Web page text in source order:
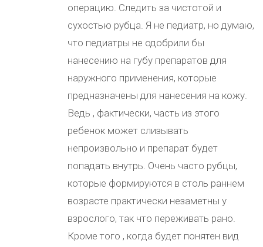
операцию. Следить за чистотой и
сухостью рубца. Я не педиатр, но думаю,
что педиатры не одобрили бы
нанесению на губу препаратов для
наружного применения, которые
предназначены для нанесения на кожу.
Ведь , фактически, часть из этого
ребенок может слизывать
непроизвольно и препарат будет
попадать внутрь. Очень часто рубцы,
которые формируются в столь раннем
возрасте практически незаметны у
взрослого, так что переживать рано.
Кроме того , когда будет понятен вид